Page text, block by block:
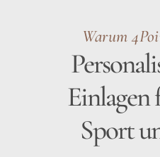
Warum
Sport